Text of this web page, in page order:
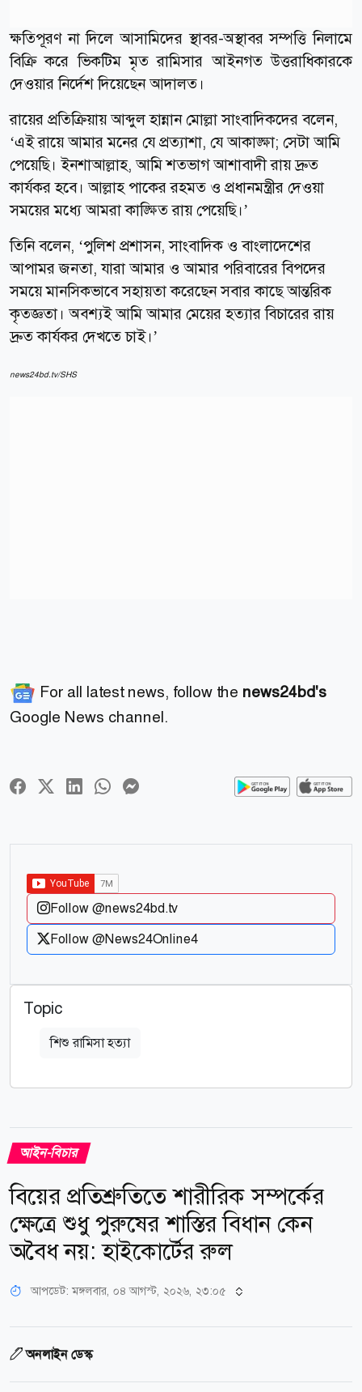
ক্ষতিপূরণ না দিলে আসামিদের স্থাবর-অস্থাবর সম্পত্তি নিলামে
বিক্রি করে ভিকটিম মৃত রামিসার আইনগত উত্তরাধিকারকে
দেওয়ার নির্দেশ দিয়েছেন আদালত।
রায়ের প্রতিক্রিয়ায় আব্দুল হান্নান মোল্লা সাংবাদিকদের বলেন,
‘এই রায়ে আমার মনের যে প্রত্যাশা, যে আকাঙ্ক্ষা; সেটা আমি
পেয়েছি। ইনশাআল্লাহ, আমি শতভাগ আশাবাদী রায় দ্রুত
কার্যকর হবে। আল্লাহ পাকের রহমত ও প্রধানমন্ত্রীর দেওয়া
সময়ের মধ্যে আমরা কাঙ্ক্ষিত রায় পেয়েছি।’
তিনি বলেন, ‘পুলিশ প্রশাসন, সাংবাদিক ও বাংলাদেশের
আপামর জনতা, যারা আমার ও আমার পরিবারের বিপদের
সময়ে মানসিকভাবে সহায়তা করেছেন সবার কাছে আন্তরিক
কৃতজ্ঞতা। অবশ্যই আমি আমার মেয়ের হত্যার বিচারের রায়
দ্রুত কার্যকর দেখতে চাই।’
news24bd.tv/SHS
For all latest news, follow the news24bd's
Google News channel.
Follow @news24bd.tv
Follow @News24Online4
Topic
শিশু রামিসা হত্যা
আইন-বিচার
বিয়ের প্রতিশ্রুতিতে শারীরিক সম্পর্কের
ক্ষেত্রে শুধু পুরুষের শাস্তির বিধান কেন
অবৈধ নয়: হাইকোর্টের রুল
আপডেট: মঙ্গলবার, ০৪ আগস্ট, ২০২৬, ২৩:০৫
অনলাইন ডেস্ক